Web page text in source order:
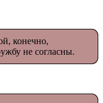
конечно,
не согласны.